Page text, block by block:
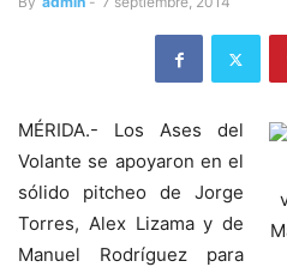
MÉRIDA.- Los Ases del
Volante se apoyaron en el
sólido pitcheo de Jorge
Torres, Alex Lizama y de
Manuel Rodríguez para